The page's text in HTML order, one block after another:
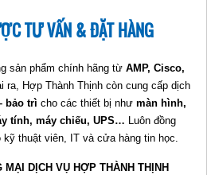
COMRACK PDU 6
32A (CR-PDU32A6)
TƯ VẤN & ĐẶT HÀNG
sản phẩm chính hãng từ AMP, Cisco,
ra, Hợp Thành Thịnh còn cung cấp dịch
bảo trì cho các thiết bị như màn hình,
tính, máy chiếu, UPS… Luôn đồng
kỹ thuật viên, IT và cửa hàng tin học.
DỊCH VỤ HỢP THÀNH THỊNH